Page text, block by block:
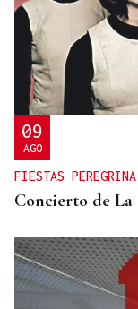
09
AGO
FIESTAS PEREGRINA
Concierto de La